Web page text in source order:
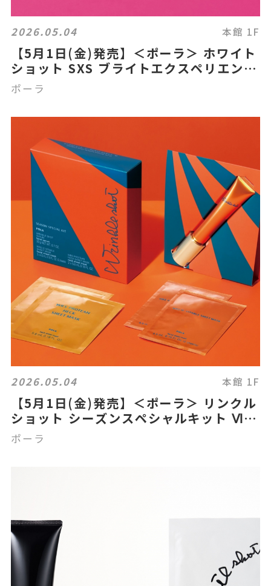
2026.05.04 本館 1F
【5月1日(金)発売】＜ポーラ＞ ホワイト
ショット SXS ブライトエクスペリエンス
キット Vのご紹介
ポーラ
2026.05.04 本館 1F
【5月1日(金)発売】＜ポーラ＞ リンクル
ショット シーズンスペシャルキット Ⅵの
ご紹介
ポーラ